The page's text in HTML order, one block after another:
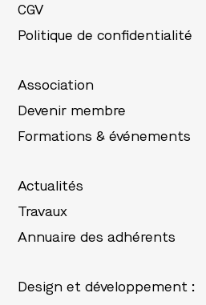
CGV
Politique de confidentialité
Association
Devenir membre
Formations & événements
Actualités
Travaux
Annuaire des adhérents
Design et développement :